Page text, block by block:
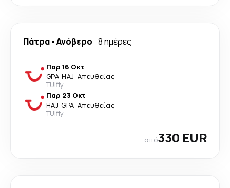
Πάτρα-Ανόβερο 8 ημέρες
Παρ 16 Οκτ
GPA-HAJ· Απευθείας
TUIfly
Παρ 23 Οκτ
HAJ-GPA· Απευθείας
TUIfly
από330 EUR